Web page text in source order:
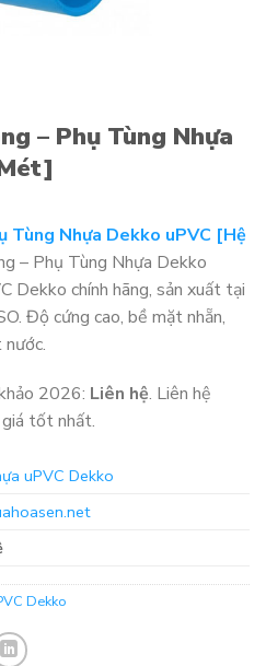
– Phụ Tùng Nhựa
Tùng Nhựa Dekko uPVC [Hệ
– Phụ Tùng Nhựa Dekko
Dekko chính hãng, sản xuất tại
Độ cứng cao, bề mặt nhẵn,
2026: Liên hệ. Liên hệ
tốt nhất.
uPVC Dekko
Dekko